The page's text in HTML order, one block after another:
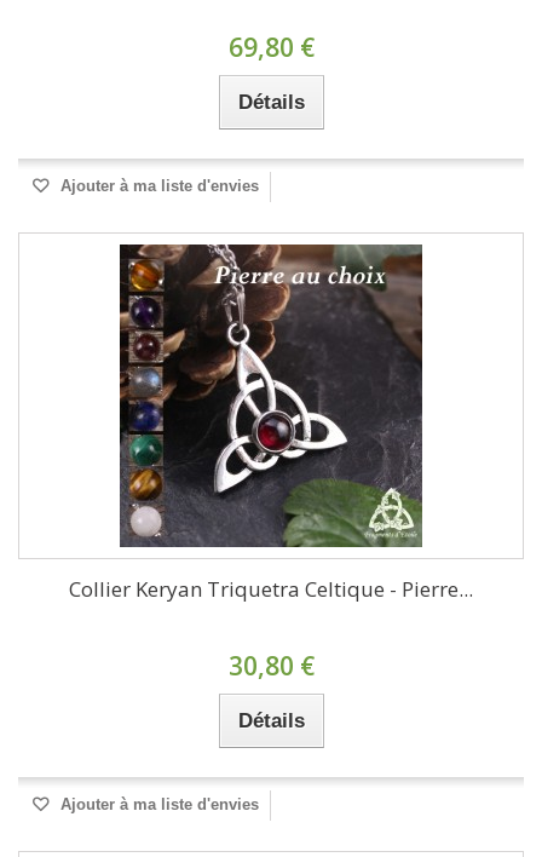
69,80 €
Détails
Ajouter à ma liste d'envies
Collier Keryan Triquetra Celtique - Pierre...
30,80 €
Détails
Ajouter à ma liste d'envies